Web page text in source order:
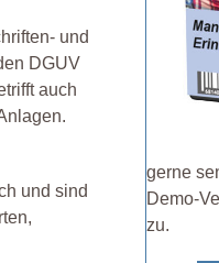
und
DGUV
auch
und sind
gerne
Demo-
zu.